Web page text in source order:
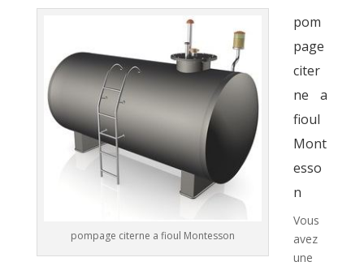
pompage citerne a fioul Montesson
pom
page
citer
ne a
fioul
Mont
esso
n
Vous
avez
une